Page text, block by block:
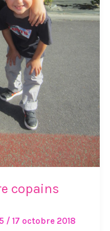
copains
/ 17 octobre 2018